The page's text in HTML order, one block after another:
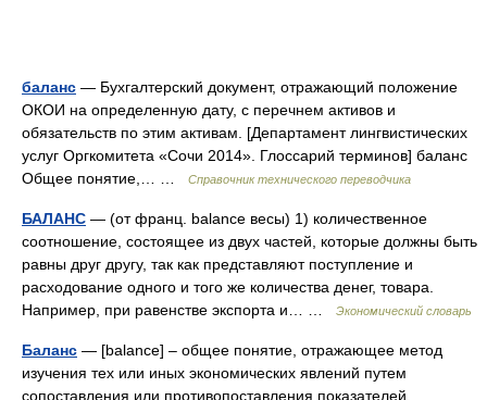
баланс — Бухгалтерский документ, отражающий положение
ОКОИ на определенную дату, с перечнем активов и
обязательств по этим активам. [Департамент лингвистических
услуг Оргкомитета «Сочи 2014». Глоссарий терминов] баланс
Общее понятие,… …
Справочник технического переводчика
БАЛАНС — (от франц. balance весы) 1) количественное
соотношение, состоящее из двух частей, которые должны быть
равны друг другу, так как представляют поступление и
расходование одного и того же количества денег, товара.
Например, при равенстве экспорта и… …
Экономический словарь
Баланс — [balance] – общее понятие, отражающее метод
изучения тех или иных экономических явлений путем
сопоставления или противопоставления показателей,